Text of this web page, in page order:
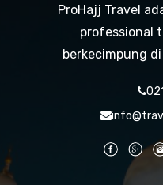
ProHajj Travel
professional
berkecimpung